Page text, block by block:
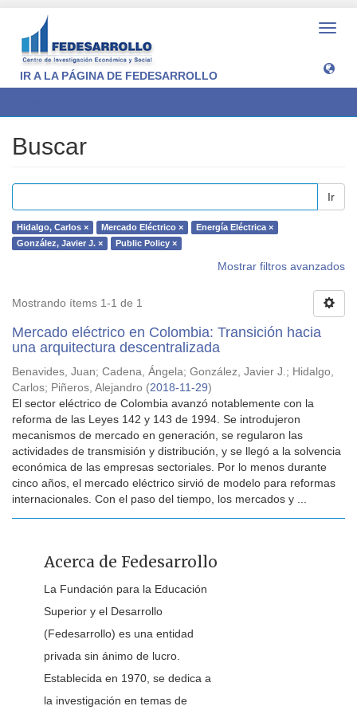
IR A LA PÁGINA DE FEDESARROLLO
Buscar
Ir
Hidalgo, Carlos × Mercado Eléctrico ×
Energía Eléctrica ×
González, Javier J. ×
Public Policy ×
Mostrar filtros avanzados
Mostrando ítems 1-1 de 1
Mercado eléctrico en Colombia: Transición hacia
una arquitectura descentralizada
Benavides, Juan; Cadena, Ángela; González, Javier J.; Hidalgo,
Carlos; Piñeros, Alejandro (2018-11-29)
El sector eléctrico de Colombia avanzó notablemente con la
reforma de las Leyes 142 y 143 de 1994. Se introdujeron
mecanismos de mercado en generación, se regularon las
actividades de transmisión y distribución, y se llegó a la solvencia
económica de las empresas sectoriales. Por lo menos durante
cinco años, el mercado eléctrico sirvió de modelo para reformas
internacionales. Con el paso del tiempo, los mercados y ...
Acerca de Fedesarrollo
La Fundación para la Educación
Superior y el Desarrollo
(Fedesarrollo) es una entidad
privada sin ánimo de lucro.
Establecida en 1970, se dedica a
la investigación en temas de